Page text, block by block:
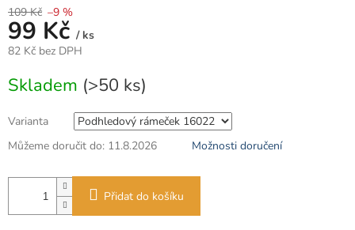
109 Kč –9 %
99 Kč / ks
82 Kč bez DPH
cena:
Skladem (>50 ks)
Varianta
Můžeme doručit do: 11.8.2026 Možnosti doručení
Přidat do košíku